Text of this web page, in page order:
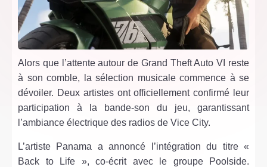
Alors que l’attente autour de Grand Theft Auto VI reste
à son comble, la sélection musicale commence à se
dévoiler. Deux artistes ont officiellement confirmé leur
participation à la bande-son du jeu, garantissant
l’ambiance électrique des radios de Vice City.
L’artiste Panama a annoncé l’intégration du titre «
Back to Life », co-écrit avec le groupe Poolside.